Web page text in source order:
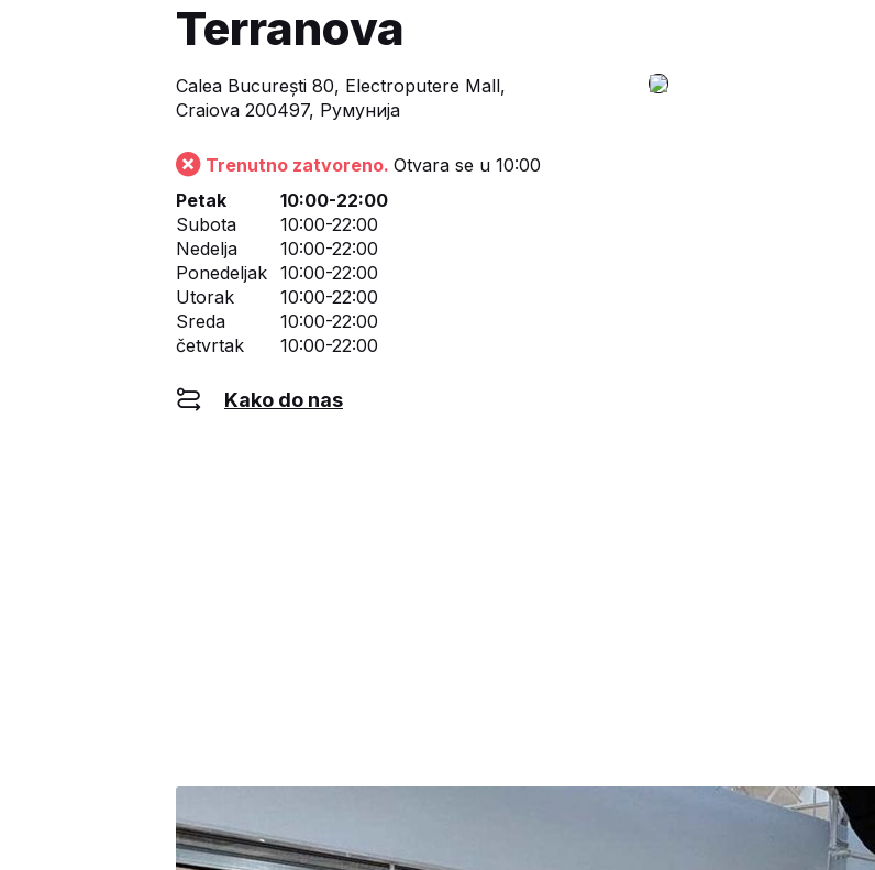
Terranova
Calea București 80, Electroputere Mall,
Craiova 200497, Румунија
Trenutno zatvoreno. Otvara se u 10:00
Petak
10:00-22:00
Subota
10:00-22:00
Nedelja
10:00-22:00
Ponedeljak 10:00-22:00
Utorak
10:00-22:00
Sreda
10:00-22:00
četvrtak
10:00-22:00
Kako do nas